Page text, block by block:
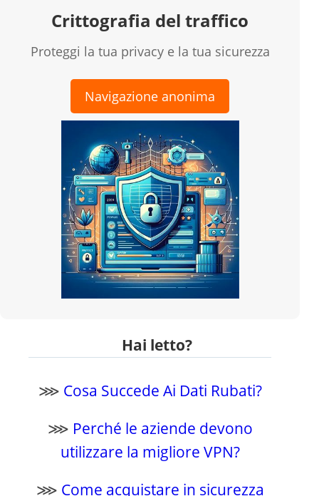
Crittografia del traffico
Proteggi la tua privacy e la tua sicurezza
Navigazione anonima
Hai letto?
⋙ Cosa Succede Ai Dati Rubati?
⋙ Perché le aziende devono
utilizzare la migliore VPN?
⋙ Come acquistare in sicurezza